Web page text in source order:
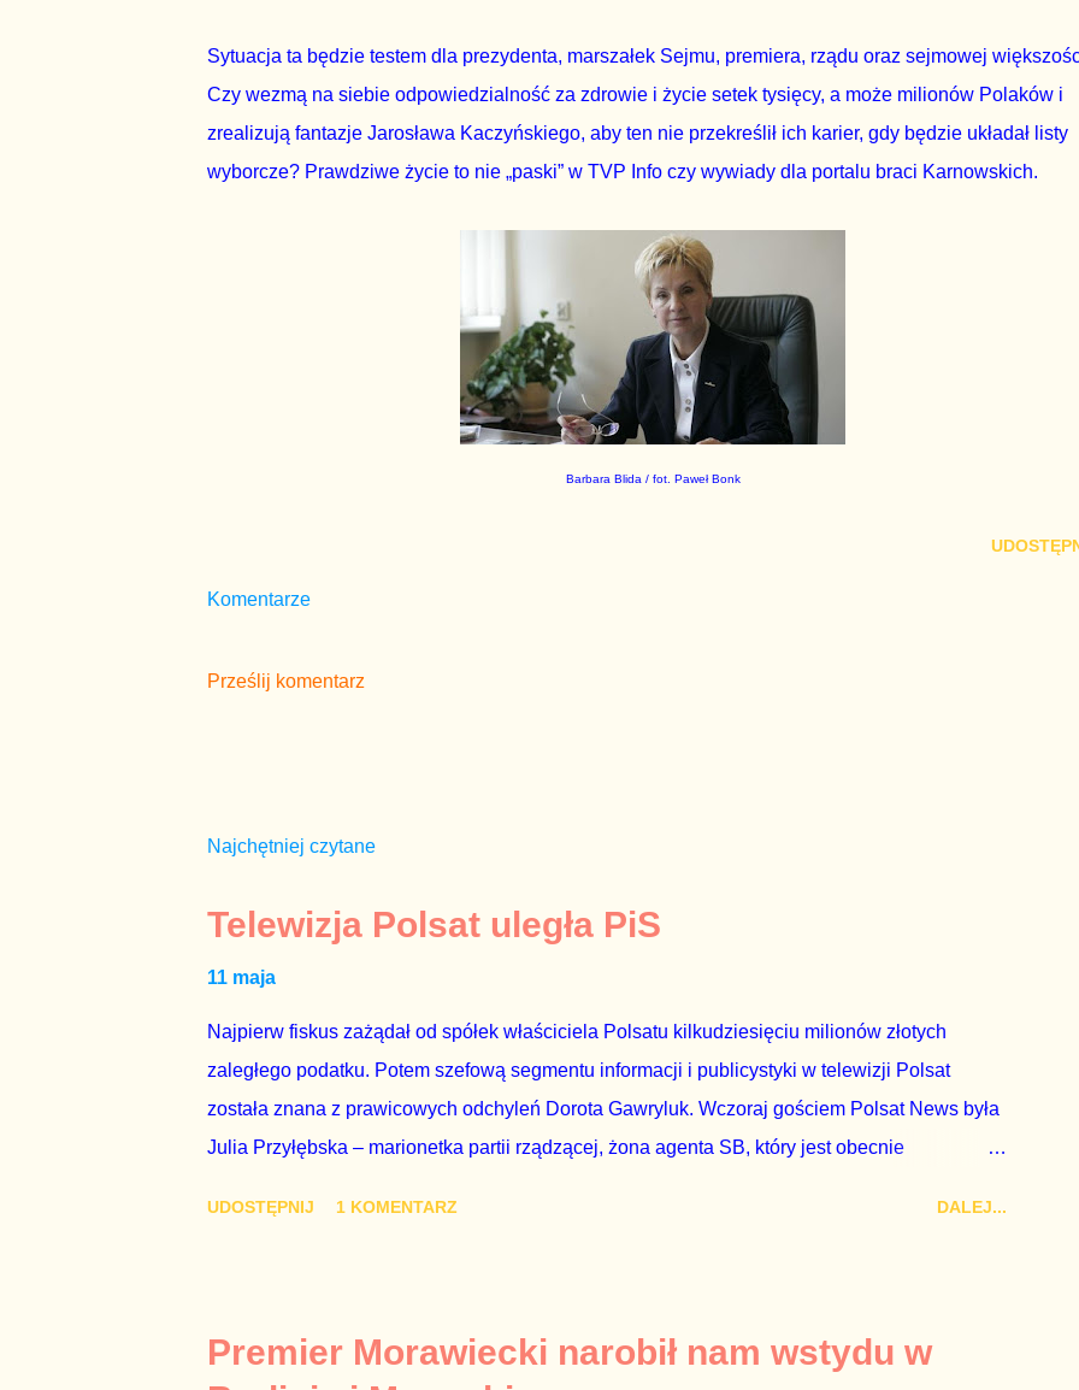
Sytuacja ta będzie testem dla prezydenta, marszałek Sejmu, premiera, rządu oraz sejmowej
Czy wezmą na siebie odpowiedzialność za zdrowie i życie setek tysięcy, a może milionów Polaków i
zrealizują fantazje Jarosława Kaczyńskiego, aby ten nie przekreślił ich karier, gdy będzie układał listy
wyborcze? Prawdziwe życie to nie „paski” w TVP Info czy wywiady dla portalu braci Karnowskich.
Barbara Blida / fot. Paweł Bonk
Komentarze
Prześlij komentarz
Najchętniej czytane
Telewizja Polsat uległa PiS
11 maja
Najpierw fiskus zażądał od spółek właściciela Polsatu kilkudziesięciu milionów złotych
zaległego podatku. Potem szefową segmentu informacji i publicystyki w telewizji Polsat
została znana z prawicowych odchyleń Dorota Gawryluk. Wczoraj gościem Polsat News była
Julia Przyłębska – marionetka partii rządzącej, żona agenta SB, który jest obecnie
z TVP i TVN nie dorastają do pięt. Smutne, że znowu dał się złamać partii Jarosława
Kaczyńskiego. Znowu, bo w 2007 roku też tak się stało. Na kilka tygodni przed
UDOSTĘPNIJ 1 KOMENTARZ DALEJ...
Premier Morawiecki narobił nam wstydu w